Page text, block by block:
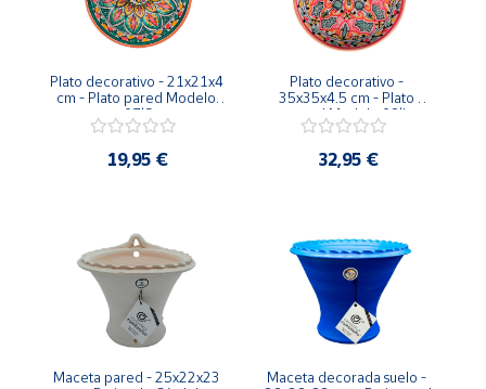
Plato decorativo - 21x21x4
cm - Plato pared Modelo
07|S
19,95 €
Plato decorativo -
35x35x4.5 cm - Plato
pared Modelo 08|L
32,95 €
Maceta pared - 25x22x23
Maceta decorada suelo -